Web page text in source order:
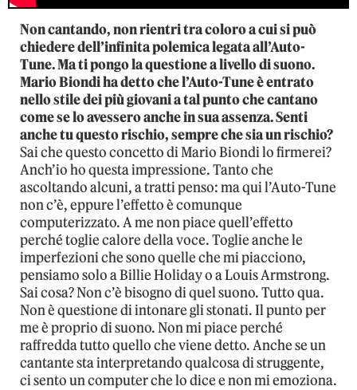
Non cantando, non rientri tra coloro a cui si può
chiedere dell’infinita polemica legata all’Auto-
Tune. Ma ti pongo la questione a livello di suono.
Mario Biondi ha detto che l’Auto-Tune è entrato
nello stile dei più giovani a tal punto che cantano
come se lo avessero anche in sua assenza. Senti
anche tu questo rischio, sempre che sia un rischio?
Sai che questo concetto di Mario Biondi lo firmerei?
Anch’io ho questa impressione. Tanto che
ascoltando alcuni, a tratti penso: ma qui l’Auto-Tune
non c’è, eppure l’effetto è comunque
computerizzato. A me non piace quell’effetto
perché toglie calore della voce. Toglie anche le
imperfezioni che sono quelle che mi piacciono,
pensiamo solo a Billie Holiday o a Louis Armstrong.
Sai cosa? Non c’è bisogno di quel suono. Tutto qua.
Non è questione di intonare gli stonati. Il punto per
me è proprio di suono. Non mi piace perché
raffredda tutto quello che viene detto. Anche se un
cantante sta interpretando qualcosa di struggente,
ci sento un computer che lo dice e non mi emoziona.